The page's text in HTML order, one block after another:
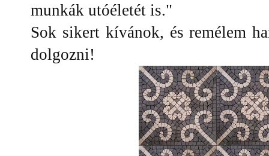
munkák utóéletét is."
Sok sikert kívánok, és remélem
dolgozni!